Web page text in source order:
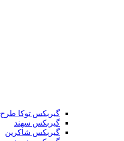
گیربکس توکا طرح
گیربکس سهند
گیربکس شاکرین